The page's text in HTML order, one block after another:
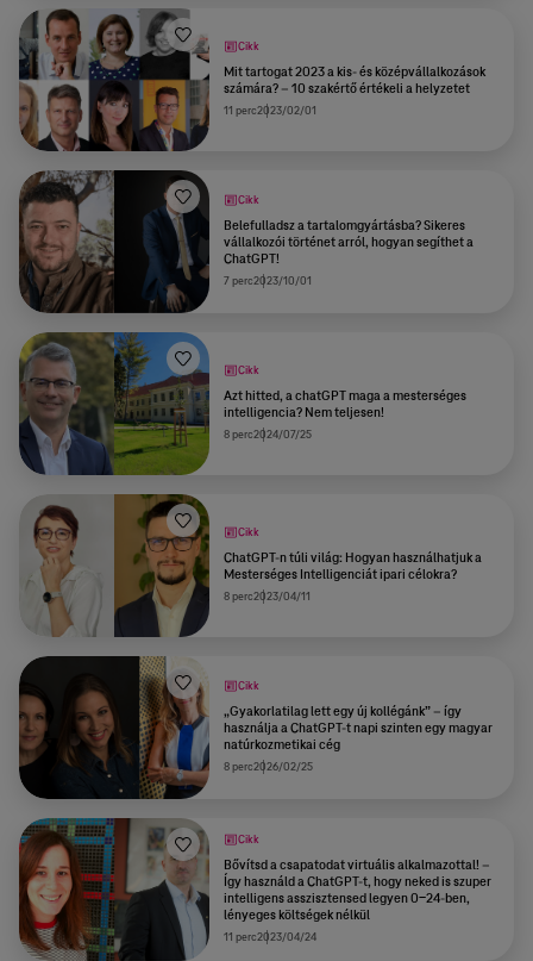
Cikk
Mit tartogat 2023 a kis- és középvállalkozások
számára? – 10 szakértő értékeli a helyzetet
11 perc2023/02/01
Cikk
Belefulladsz a tartalomgyártásba? Sikeres
vállalkozói történet arról, hogyan segíthet a
ChatGPT!
7 perc2023/10/01
Cikk
Azt hitted, a chatGPT maga a mesterséges
intelligencia? Nem teljesen!
8 perc2024/07/25
Cikk
ChatGPT-n túli világ: Hogyan használhatjuk a
Mesterséges Intelligenciát ipari célokra?
8 perc2023/04/11
Cikk
„Gyakorlatilag lett egy új kollégánk” – így
használja a ChatGPT-t napi szinten egy magyar
natúrkozmetikai cég
8 perc2026/02/25
Cikk
Bővítsd a csapatodat virtuális alkalmazottal! –
Így használd a ChatGPT-t, hogy neked is szuper
intelligens asszisztensed legyen 0-24-ben,
lényeges költségek nélkül
11 perc2023/04/24